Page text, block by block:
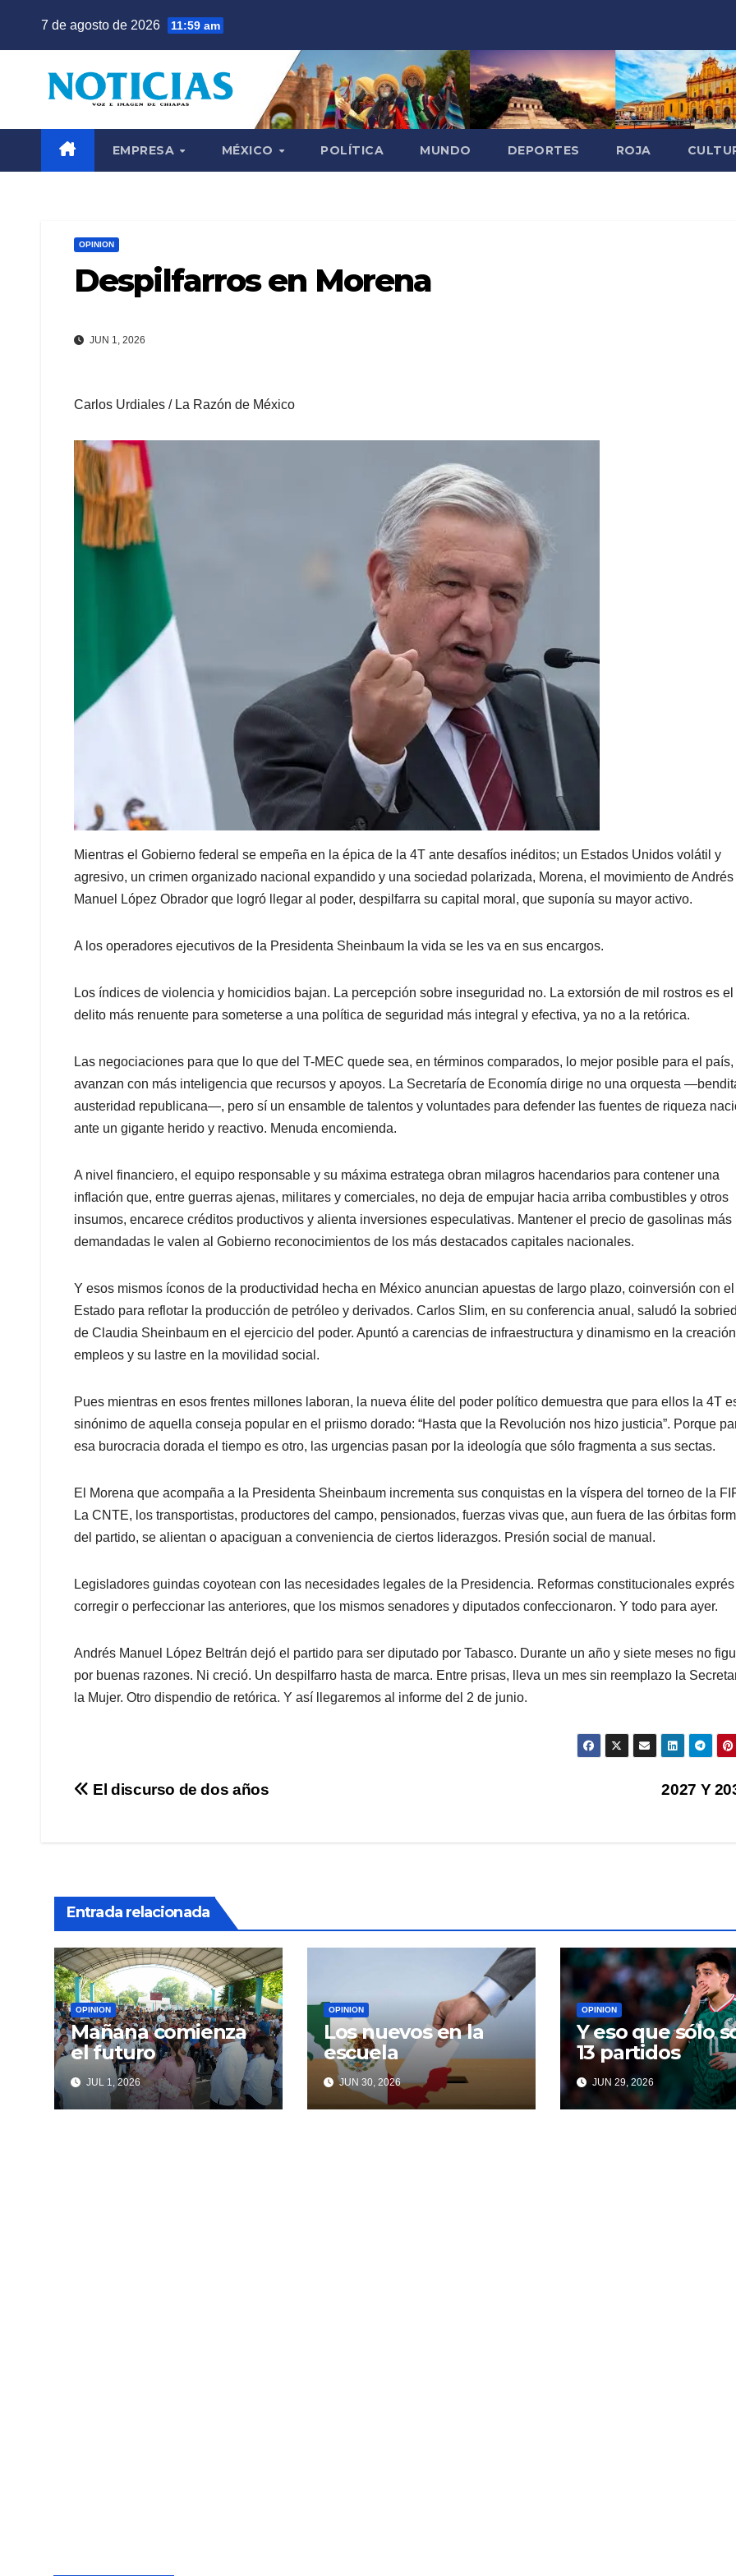
7 de agosto de 2026 11:59 am
EMPRESA MÉXICO POLÍTICA MUNDO DEPORTES ROJA
OPINION
Despilfarros en Morena
JUN 1, 2026
Carlos Urdiales / La Razón de México
Mientras el Gobierno federal se empeña en la épica de la 4T ante desafíos inéditos; un Estados Unidos volátil y
agresivo, un crimen organizado nacional expandido y una sociedad polarizada, Morena, el movimiento de Andrés
Manuel López Obrador que logró llegar al poder, despilfarra su capital moral, que suponía su mayor activo.
A los operadores ejecutivos de la Presidenta Sheinbaum la vida se les va en sus encargos.
Los índices de violencia y homicidios bajan. La percepción sobre inseguridad no. La extorsión de mil rostros es el
delito más renuente para someterse a una política de seguridad más integral y efectiva, ya no a la retórica.
Las negociaciones para que lo que del T-MEC quede sea, en términos comparados, lo mejor posible para el país,
avanzan con más inteligencia que recursos y apoyos. La Secretaría de Economía dirige no una orquesta
austeridad republicana—, pero sí un ensamble de talentos y voluntades para defender las fuentes de riqueza
ante un gigante herido y reactivo. Menuda encomienda.
A nivel financiero, el equipo responsable y su máxima estratega obran milagros hacendarios para contener una
inflación que, entre guerras ajenas, militares y comerciales, no deja de empujar hacia arriba combustibles y otros
insumos, encarece créditos productivos y alienta inversiones especulativas. Mantener el precio de gasolinas más
demandadas le valen al Gobierno reconocimientos de los más destacados capitales nacionales.
Y esos mismos íconos de la productividad hecha en México anuncian apuestas de largo plazo, coinversión con el
Estado para reflotar la producción de petróleo y derivados. Carlos Slim, en su conferencia anual, saludó la
de Claudia Sheinbaum en el ejercicio del poder. Apuntó a carencias de infraestructura y dinamismo en la
empleos y su lastre en la movilidad social.
Pues mientras en esos frentes millones laboran, la nueva élite del poder político demuestra que para ellos la 4T
sinónimo de aquella conseja popular en el priismo dorado: “Hasta que la Revolución nos hizo justicia”. Porque
esa burocracia dorada el tiempo es otro, las urgencias pasan por la ideología que sólo fragmenta a sus sectas.
El Morena que acompaña a la Presidenta Sheinbaum incrementa sus conquistas en la víspera del torneo de la
La CNTE, los transportistas, productores del campo, pensionados, fuerzas vivas que, aun fuera de las órbitas
del partido, se alientan o apaciguan a conveniencia de ciertos liderazgos. Presión social de manual.
Legisladores guindas coyotean con las necesidades legales de la Presidencia. Reformas constitucionales
corregir o perfeccionar las anteriores, que los mismos senadores y diputados confeccionaron. Y todo para ayer.
Andrés Manuel López Beltrán dejó el partido para ser diputado por Tabasco. Durante un año y siete meses no
por buenas razones. Ni creció. Un despilfarro hasta de marca. Entre prisas, lleva un mes sin reemplazo la
la Mujer. Otro dispendio de retórica. Y así llegaremos al informe del 2 de junio.
Navegación
2027 Y
El discurso de dos años
Entrada relacionada
OPINION
Mañana comienza
el futuro
JUL 1, 2026
OPINION
Los nuevos en la
escuela
JUN 30, 2026
OPINION
Y eso que sólo
13 partidos
JUN 29, 2026